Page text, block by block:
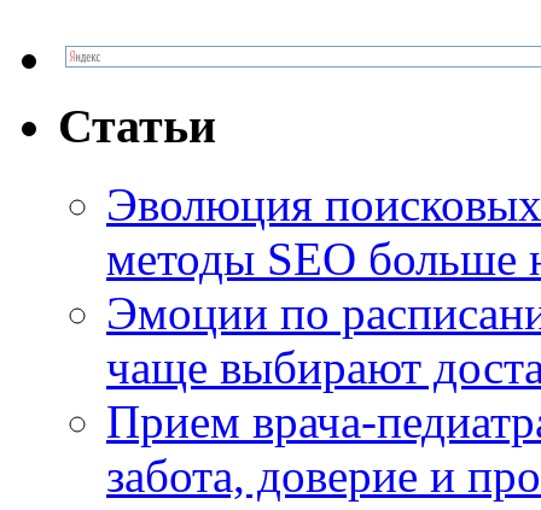
Статьи
Эволюция
методы SEO больше
Эмоции по
чаще выбирают
Прием врача-
забота, доверие и